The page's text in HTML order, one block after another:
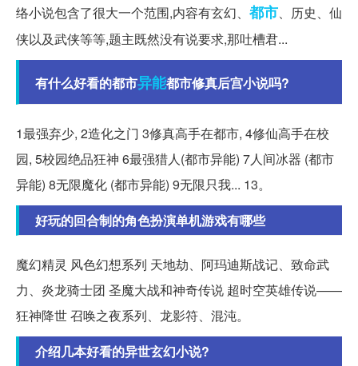
络小说包含了很大一个范围,内容有玄幻、 都市、历史、仙
侠以及武侠等等,题主既然没有说要求,那吐槽君...
有什么好看的都市异能都市修真后宫小说吗?
1最强弃少, 2造化之门 3修真高手在都市, 4修仙高手在校
园, 5校园绝品狂神 6最强猎人(都市异能) 7人间冰器 (都市
异能) 8无限魔化 (都市异能) 9无限只我... 13。
好玩的回合制的角色扮演单机游戏有哪些
魔幻精灵 风色幻想系列 天地劫、阿玛迪斯战记、致命武
力、炎龙骑士团 圣魔大战和神奇传说 超时空英雄传说——
狂神降世 召唤之夜系列、龙影符、混沌。
介绍几本好看的异世玄幻小说?